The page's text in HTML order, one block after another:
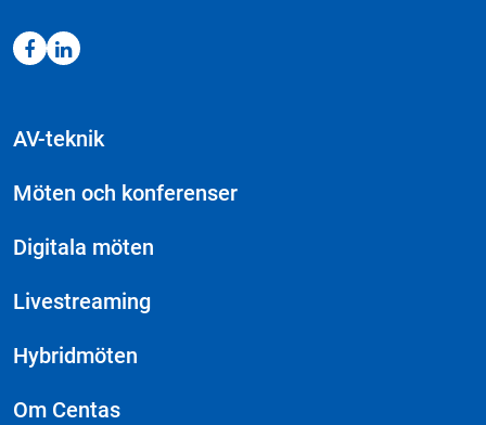
AV-teknik
Möten och konferenser
Digitala möten
Livestreaming
Hybridmöten
Om Centas